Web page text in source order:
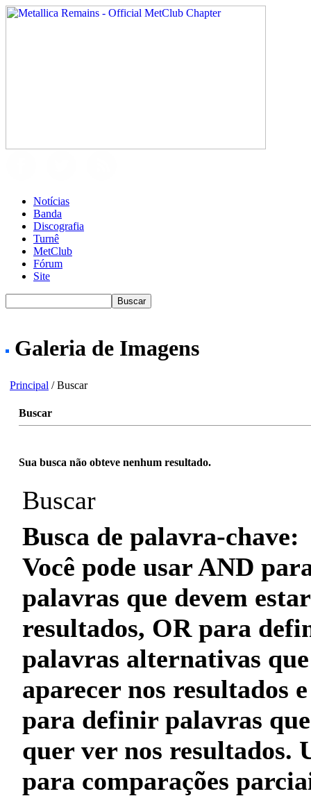
Notícias
Banda
Discografia
Turnê
MetClub
Fórum
Site
Galeria de Imagens
Principal / Buscar
Buscar
Sua busca não obteve nenhum resultado.
Buscar
Busca de palavra-chave:
Você pode usarAND
palavras que devem
resultados, ORpara
palavras alternativas
aparecer nos resultados
para definir palavras
quer ver nos resultados.
para comparações